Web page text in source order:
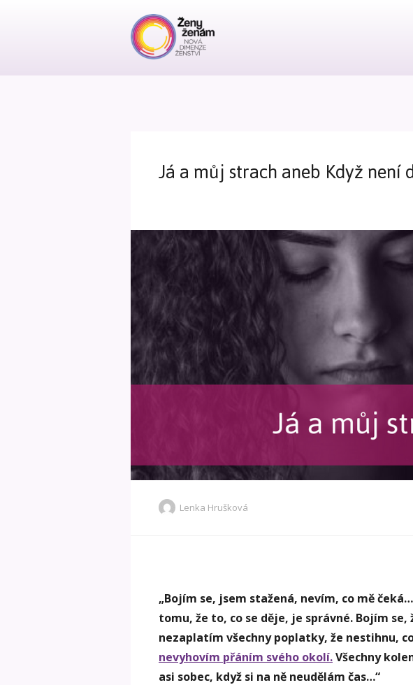
Já a můj strach aneb Když není
Lenka Hrušková
„Bojím se, jsem stažená, nevím, co mě
tomu, že to, co se děje, je správné. Bojím se,
nezaplatím všechny poplatky, že nestihnu,
nevyhovím přáním svého okolí.Všechny
asi sobec, když si na ně neudělám čas…“